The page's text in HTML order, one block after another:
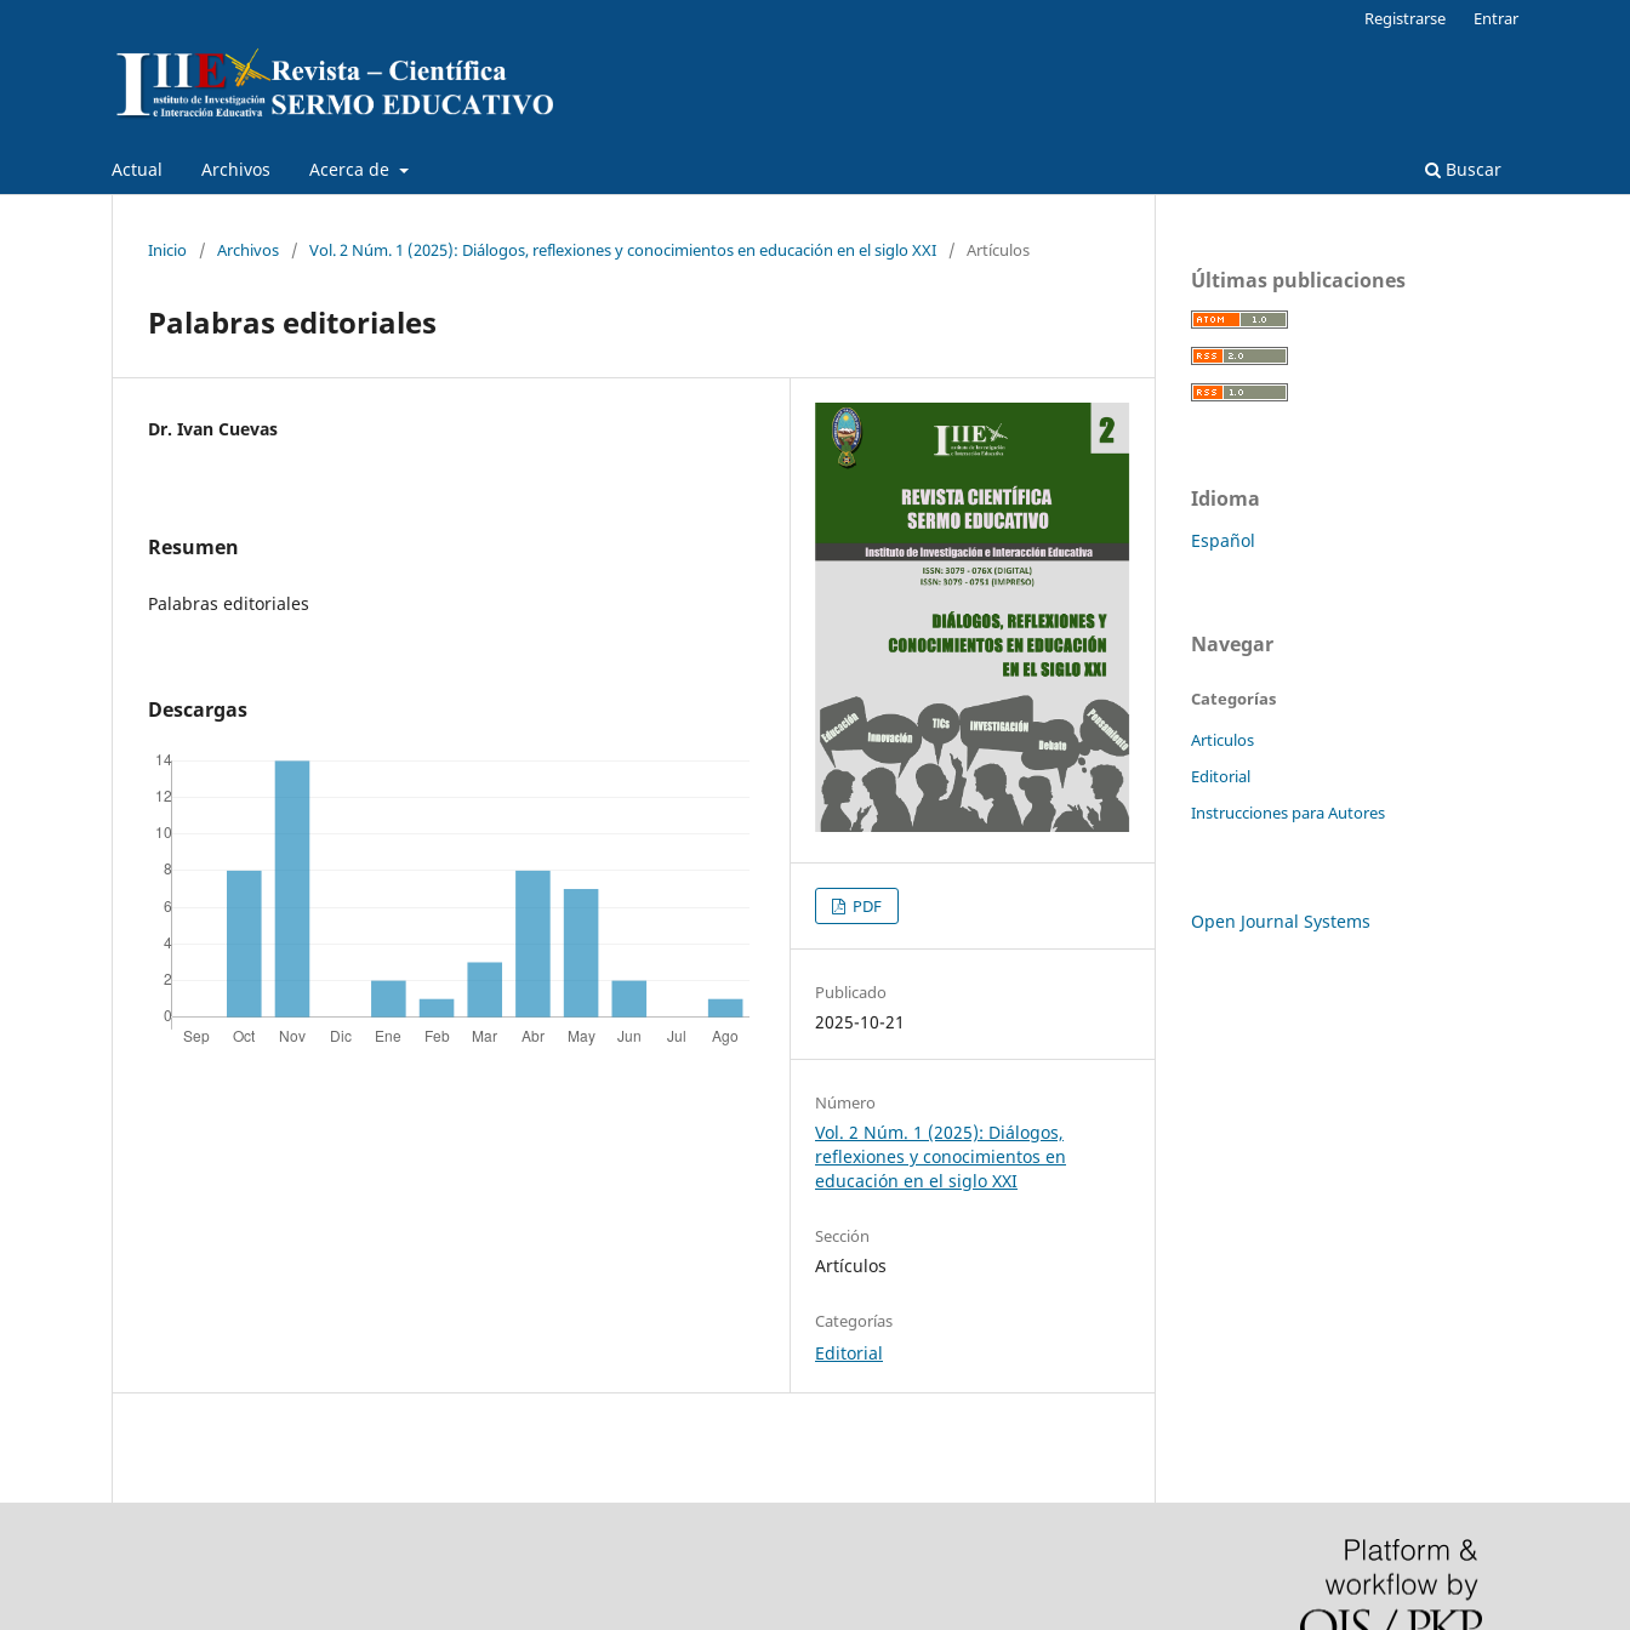
Actual Archivos Acerca de Buscar
Registrarse Entrar
Inicio / Archivos / Vol. 2 Núm. 1 (2025): Diálogos, reflexiones y conocimientos en educación en el siglo XXI / Artículos
Palabras editoriales
Dr. Ivan Cuevas
Resumen
Palabras editoriales
Descargas
PDF
Publicado
2025-10-21
Número
Vol. 2 Núm. 1 (2025): Diálogos,
reflexiones y conocimientos en
educación en el siglo XXI
Sección
Artículos
Categorías
Editorial
Últimas publicaciones
Idioma
Español
Navegar
Categorías
Articulos
Editorial
Instrucciones para Autores
Open Journal Systems